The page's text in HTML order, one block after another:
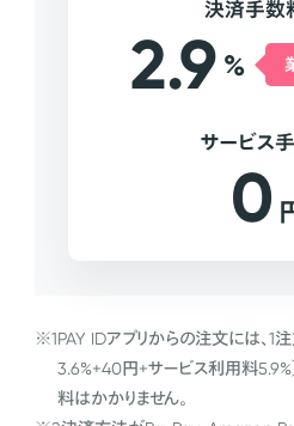
決済手数
2.9 %
サービス
0
※1PAY IDアプリからの注文には、1
3.6%+40円+サービス利用料5.9%
料はかかりません。